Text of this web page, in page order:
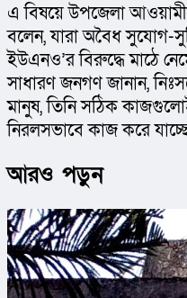
এ বিষয়ে উপজেলা আওয়ামী
বলেন, যারা অবৈধ সুযোগ-
ইউএনও’র বিরুদ্ধে মাঠে
সাধারণ জনগণ জানান,
মানুষ, তিনি সঠিক
নিরলসভাবে কাজ করে
আরও পড়ুন